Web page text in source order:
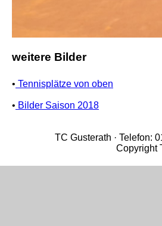
weitere Bilder
• Tennisplätze von oben
• Bilder Saison 2018
TC Gusterath · Telefon:
Copyright